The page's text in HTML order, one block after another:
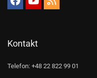
Kontakt
Telefon: +48 22 822 99 01